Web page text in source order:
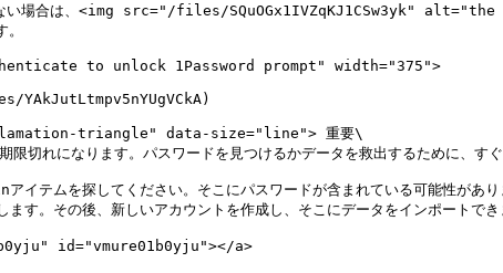
られない場合は、<img src="/files/
to unlock 1Password prompt" width="375">
triangle" data-size="line"> 重要\
切れになります。パスワードを見つけるかデータを救出するために、す
テムを探してください。そこにパスワードが含まれている可能性があり
。その後、新しいアカウントを作成し、そこにデータをインポートでき
id="vmure01b0yju"></a>